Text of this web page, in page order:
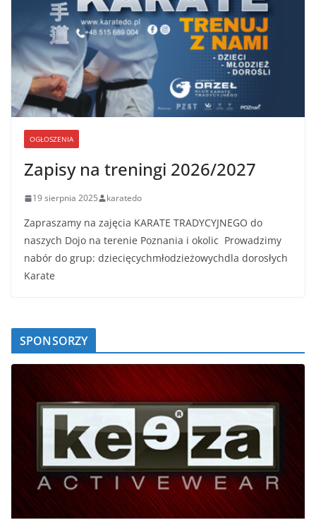
OGŁOSZENIA
Zapisy na treningi 2026/2027
19 sierpnia 2025 karatedo
Zapraszamy na zajęcia KARATE TRADYCYJNEGO do
naszych Dojo na terenie Poznania i okolic Prowadzimy
nabór do grup: dziecięcychmłodzieżowychdla dorosłych
Karate
SPONSORZY